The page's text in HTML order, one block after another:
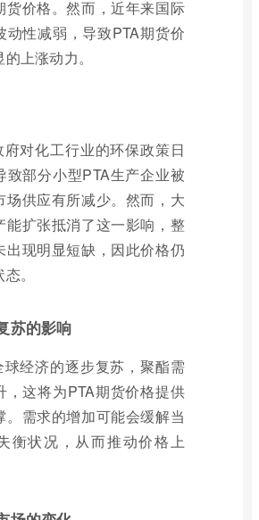
货价格。然而，近年来国际
动性减弱，导致PTA期货价
上涨动力。
府对化工行业的环保政策日
致部分小型PTA生产企业被
场供应有所减少。然而，大
能扩张抵消了这一影响，整
出现明显短缺，因此价格仍
。
苏的影响
球经济的逐步复苏，聚酯需
，这将为PTA期货价格提供
。需求的增加可能会缓解当
衡状况，从而推动价格上